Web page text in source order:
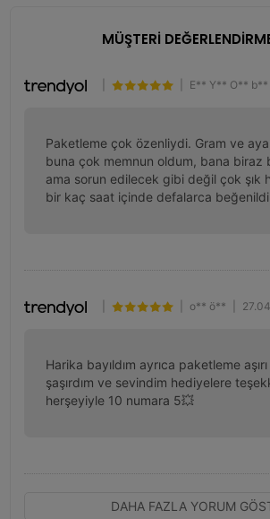
MÜŞTERİ
E** Y** O** b**
Paketleme çok özenliydi. Gram ve
buna çok memnun oldum, bana biraz
ama sorun edilecek gibi değil çok şık
bir kaç saat içinde defalarca
o** ö**
Harika bayıldım ayrıca paketleme
şaşırdım ve sevindim hediyelere
herşeyiyle 10 numara 5💥
DAHA FAZLA YORUM